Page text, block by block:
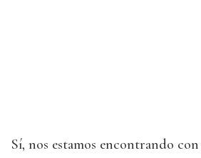
Sí, nos estamos encontrando